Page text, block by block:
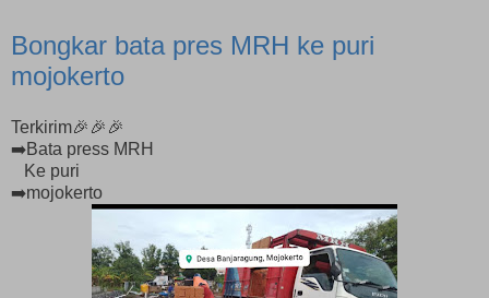
Bongkar bata pres MRH ke puri
mojokerto
Terkirim🎉🎉🎉
➡️Bata press MRH
Ke puri
➡️mojokerto